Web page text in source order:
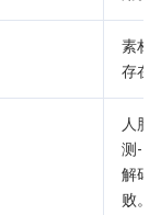
素材
存在
人脸
测-图
解码
败。